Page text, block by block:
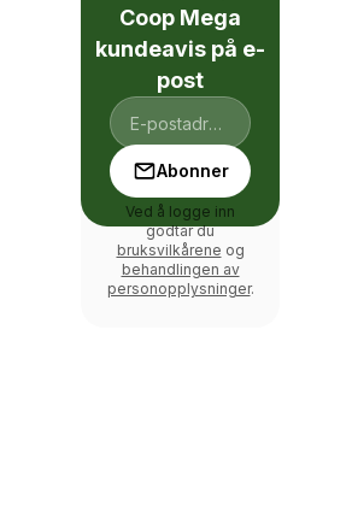
Coop Mega
kundeavis på e-
post
Abonner
Ved å logge inn
godtar du
bruksvilkårene og
behandlingen av
personopplysninger.